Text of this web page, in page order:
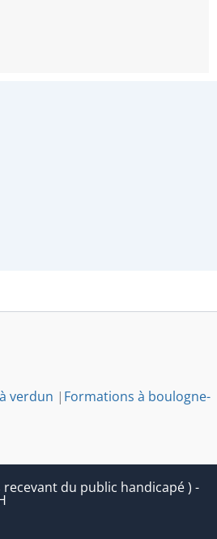
verdun | Formations à boulogne-
du public handicapé ) -